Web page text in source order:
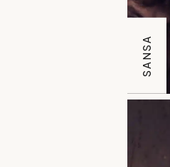
SANSA